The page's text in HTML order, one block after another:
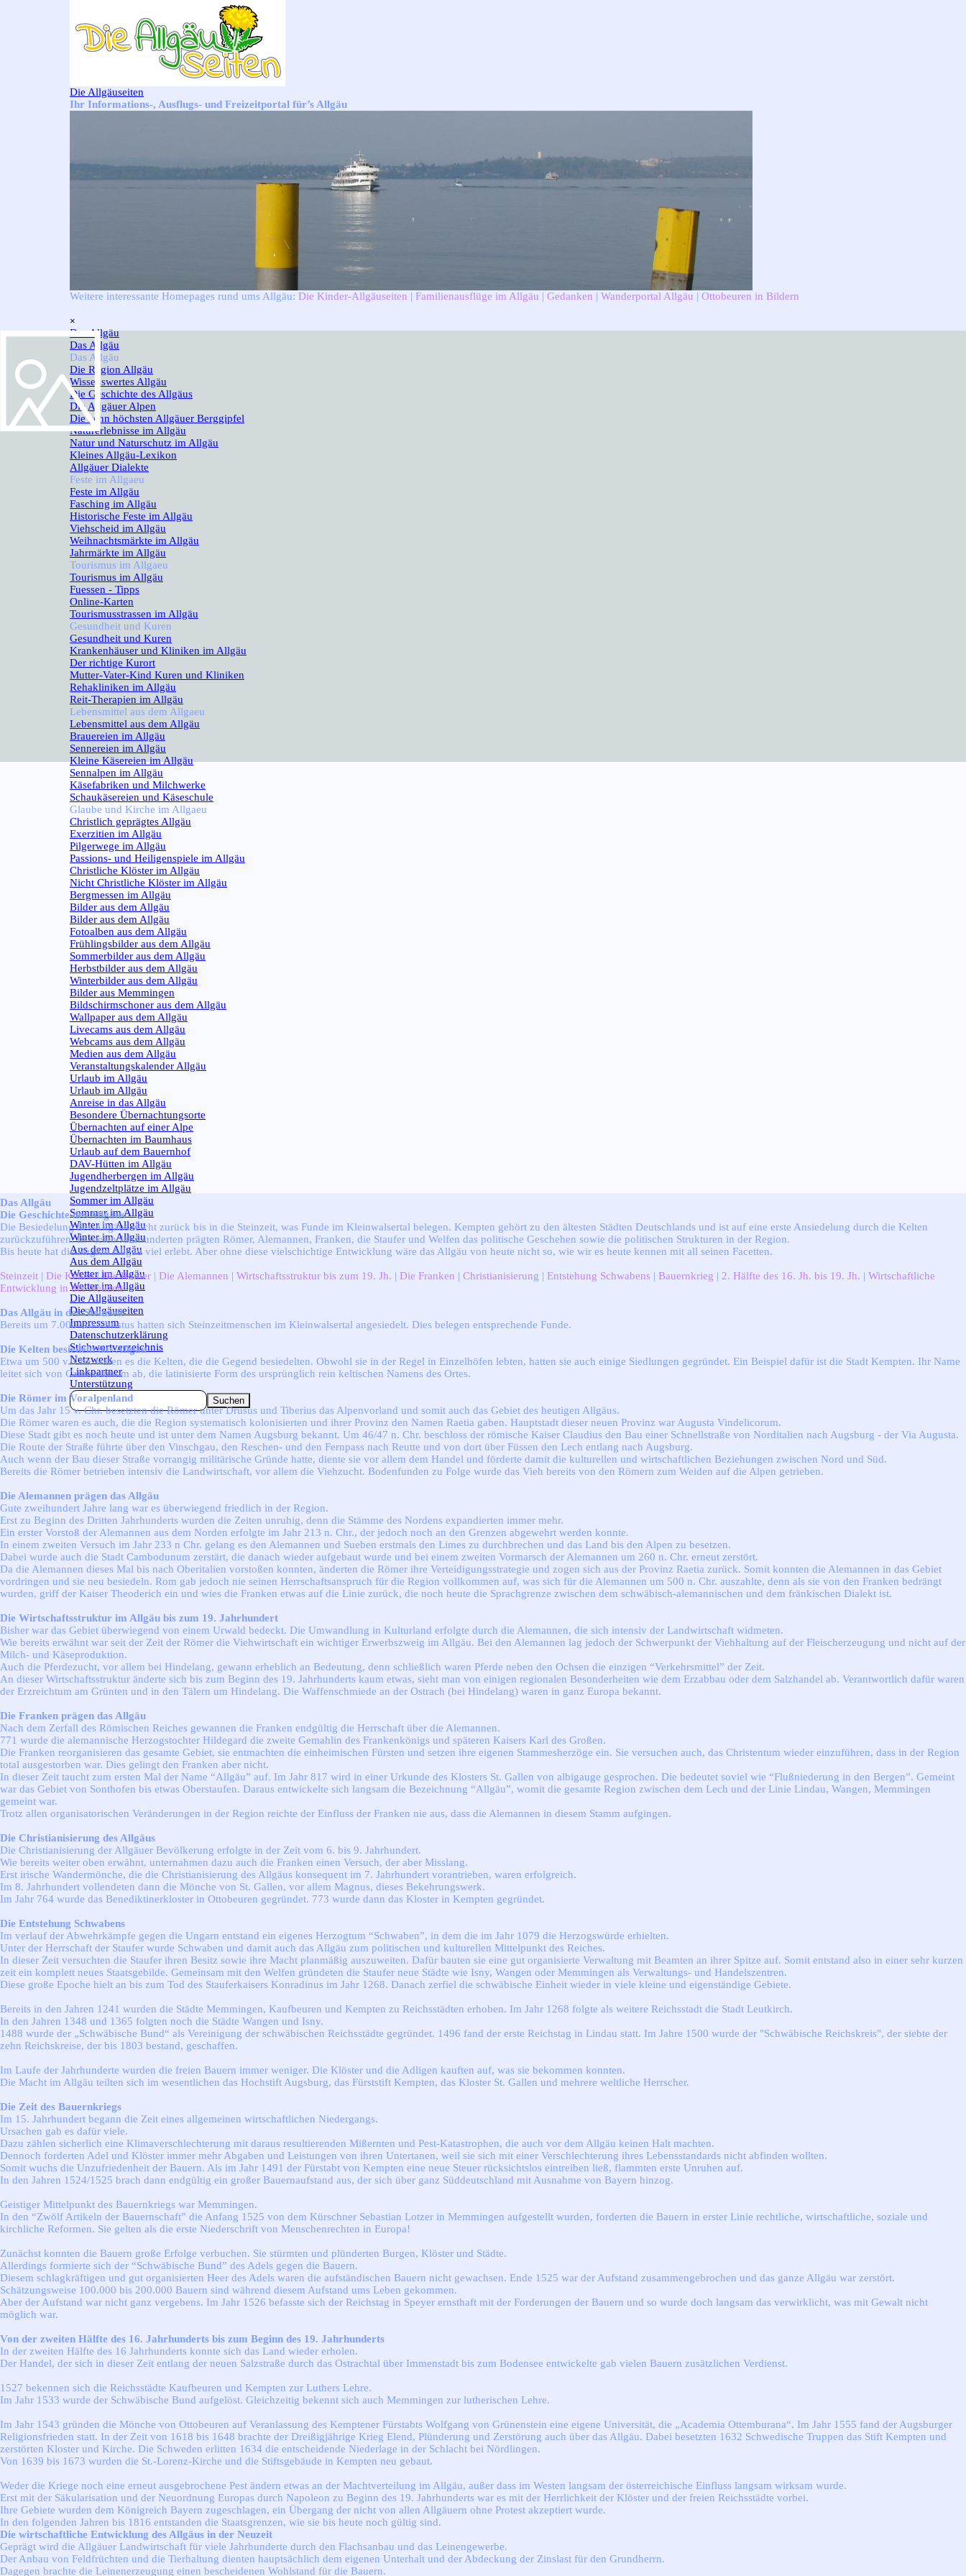
Die Allgäuseiten
Ihr Informations-, Ausflugs- und Freizeitportal für’s Allgäu
Weitere interessante Homepages rund ums Allgäu: Die Kinder-Allgäuseiten | Familienausflüge im Allgäu | Gedanken | Wanderportal Allgäu | Ottobeuren in Bildern
×
Das Allgäu▼
Das Allgäu
Das Allgäu
Die Region Allgäu
Wissenswertes Allgäu
Die Geschichte des Allgäus
Die Allgäuer Alpen
Die zehn höchsten Allgäuer Berggipfel
Naturerlebnisse im Allgäu
Natur und Naturschutz im Allgäu
Kleines Allgäu-Lexikon
Allgäuer Dialekte
Feste im Allgaeu
Feste im Allgäu
Fasching im Allgäu
Historische Feste im Allgäu
Viehscheid im Allgäu
Weihnachtsmärkte im Allgäu
Jahrmärkte im Allgäu
Tourismus im Allgaeu
Tourismus im Allgäu
Fuessen - Tipps
Online-Karten
Tourismusstrassen im Allgäu
Gesundheit und Kuren
Gesundheit und Kuren
Krankenhäuser und Kliniken im Allgäu
Der richtige Kurort
Mutter-Vater-Kind Kuren und Kliniken
Rehakliniken im Allgäu
Reit-Therapien im Allgäu
Lebensmittel aus dem Allgaeu
Lebensmittel aus dem Allgäu
Brauereien im Allgäu
Sennereien im Allgäu
Kleine Käsereien im Allgäu
Sennalpen im Allgäu
Käsefabriken und Milchwerke
Schaukäsereien und Käseschule
Glaube und Kirche im Allgaeu
Christlich geprägtes Allgäu
Exerzitien im Allgäu
Pilgerwege im Allgäu
Passions- und Heiligenspiele im Allgäu
Christliche Klöster im Allgäu
Nicht Christliche Klöster im Allgäu
Bergmessen im Allgäu
Bilder aus dem Allgäu
Bilder aus dem Allgäu
Fotoalben aus dem Allgäu
Frühlingsbilder aus dem Allgäu
Sommerbilder aus dem Allgäu
Herbstbilder aus dem Allgäu
Winterbilder aus dem Allgäu
Bilder aus Memmingen
Bildschirmschoner aus dem Allgäu
Wallpaper aus dem Allgäu
Livecams aus dem Allgäu
Webcams aus dem Allgäu
Medien aus dem Allgäu
Veranstaltungskalender Allgäu
Urlaub im Allgäu
Urlaub im Allgäu
Anreise in das Allgäu
Besondere Übernachtungsorte
Übernachten auf einer Alpe
Übernachten im Baumhaus
Urlaub auf dem Bauernhof
DAV-Hütten im Allgäu
Jugendherbergen im Allgäu
Jugendzeltplätze im Allgäu
Sommer im Allgäu
Sommer im Allgäu
Winter im Allgäu▼
Winter im Allgäu
Aus dem Allgäu ▼
Aus dem Allgäu
Wetter im Allgäu▼
Wetter im Allgäu
Die Allgäuseiten
Die Allgäuseiten
Impressum
Datenschutzerklärung
Stichwortverzeichnis
Netzwerk
Linkpartner
Unterstützung
Suchen
Das Allgäu
Die Geschichte des Allgäus
Die Besiedelung des Allgäus reicht zurück bis in die Steinzeit, was Funde im Kleinwalsertal belegen. Kempten gehört zu den ältesten Städten Deutschlands und ist auf eine erste Ansiedelung durch die Kelten
zurückzuführen. In vielen Jahrhunderten prägten Römer, Alemannen, Franken, die Staufer und Welfen das politische Geschehen sowie die politischen Strukturen in der Region.
Bis heute hat die Region Allgäu viel erlebt. Aber ohne diese vielschichtige Entwicklung wäre das Allgäu von heute nicht so, wie wir es heute kennen mit all seinen Facetten.
Steinzeit | Die Kelten|Die Römer | Die Alemannen | Wirtschaftsstruktur bis zum 19. Jh. | Die Franken | Christianisierung | Entstehung Schwabens | Bauernkrieg | 2. Hälfte des 16. Jh. bis 19. Jh. | Wirtschaftliche
Entwicklung in der Neuzeit
Das Allgäu in der Steinzeit
Bereits um 7.000 vor Christus hatten sich Steinzeitmenschen im Kleinwalsertal angesiedelt. Dies belegen entsprechende Funde.
Die Kelten besiedeln das Allgäu
Etwa um 500 v. Chr. waren es die Kelten, die die Gegend besiedelten. Obwohl sie in der Regel in Einzelhöfen lebten, hatten sie auch einige Siedlungen gegründet. Ein Beispiel dafür ist die Stadt Kempten. Ihr Name
leitet sich von Cambodunum ab, die latinisierte Form des ursprünglich rein keltischen Namens des Ortes.
Die Römer im Voralpenland
Um das Jahr 15 v. Chr. besetzten die Römer unter Drusus und Tiberius das Alpenvorland und somit auch das Gebiet des heutigen Allgäus.
Die Römer waren es auch, die die Region systematisch kolonisierten und ihrer Provinz den Namen Raetia gaben. Hauptstadt dieser neuen Provinz war Augusta Vindelicorum.
Diese Stadt gibt es noch heute und ist unter dem Namen Augsburg bekannt. Um 46/47 n. Chr. beschloss der römische Kaiser Claudius den Bau einer Schnellstraße von Norditalien nach Augsburg - der Via Augusta.
Die Route der Straße führte über den Vinschgau, den Reschen- und den Fernpass nach Reutte und von dort über Füssen den Lech entlang nach Augsburg.
Auch wenn der Bau dieser Straße vorrangig militärische Gründe hatte, diente sie vor allem dem Handel und förderte damit die kulturellen und wirtschaftlichen Beziehungen zwischen Nord und Süd.
Bereits die Römer betrieben intensiv die Landwirtschaft, vor allem die Viehzucht. Bodenfunden zu Folge wurde das Vieh bereits von den Römern zum Weiden auf die Alpen getrieben.
Die Alemannen prägen das Allgäu
Gute zweihundert Jahre lang war es überwiegend friedlich in der Region.
Erst zu Beginn des Dritten Jahrhunderts wurden die Zeiten unruhig, denn die Stämme des Nordens expandierten immer mehr.
Ein erster Vorstoß der Alemannen aus dem Norden erfolgte im Jahr 213 n. Chr., der jedoch noch an den Grenzen abgewehrt werden konnte.
In einem zweiten Versuch im Jahr 233 n Chr. gelang es den Alemannen und Sueben erstmals den Limes zu durchbrechen und das Land bis den Alpen zu besetzen.
Dabei wurde auch die Stadt Cambodunum zerstärt, die danach wieder aufgebaut wurde und bei einem zweiten Vormarsch der Alemannen um 260 n. Chr. erneut zerstört.
Da die Alemannen dieses Mal bis nach Oberitalien vorstoßen konnten, änderten die Römer ihre Verteidigungsstrategie und zogen sich aus der Provinz Raetia zurück. Somit konnten die Alemannen in das Gebiet
vordringen und sie neu besiedeln. Rom gab jedoch nie seinen Herrschaftsanspruch für die Region vollkommen auf, was sich für die Alemannen um 500 n. Chr. auszahlte, denn als sie von den Franken bedrängt
wurden, griff der Kaiser Theoderich ein und wies die Franken etwas auf die Linie zurück, die noch heute die Sprachgrenze zwischen dem schwäbisch-alemannischen und dem fränkischen Dialekt ist.
Die Wirtschaftsstruktur im Allgäu bis zum 19. Jahrhundert
Bisher war das Gebiet überwiegend von einem Urwald bedeckt. Die Umwandlung in Kulturland erfolgte durch die Alemannen, die sich intensiv der Landwirtschaft widmeten.
Wie bereits erwähnt war seit der Zeit der Römer die Viehwirtschaft ein wichtiger Erwerbszweig im Allgäu. Bei den Alemannen lag jedoch der Schwerpunkt der Viehhaltung auf der Fleischerzeugung und nicht auf der
Milch- und Käseproduktion.
Auch die Pferdezucht, vor allem bei Hindelang, gewann erheblich an Bedeutung, denn schließlich waren Pferde neben den Ochsen die einzigen “Verkehrsmittel” der Zeit.
An dieser Wirtschaftsstruktur änderte sich bis zum Beginn des 19. Jahrhunderts kaum etwas, sieht man von einigen regionalen Besonderheiten wie dem Erzabbau oder dem Salzhandel ab. Verantwortlich dafür waren
der Erzreichtum am Grünten und in den Tälern um Hindelang. Die Waffenschmiede an der Ostrach (bei Hindelang) waren in ganz Europa bekannt.
Die Franken prägen das Allgäu
Nach dem Zerfall des Römischen Reiches gewannen die Franken endgültig die Herrschaft über die Alemannen.
771 wurde die alemannische Herzogstochter Hildegard die zweite Gemahlin des Frankenkönigs und späteren Kaisers Karl des Großen.
Die Franken reorganisieren das gesamte Gebiet, sie entmachten die einheimischen Fürsten und setzen ihre eigenen Stammesherzöge ein. Sie versuchen auch, das Christentum wieder einzuführen, dass in der Region
total ausgestorben war. Dies gelingt den Franken aber nicht.
In dieser Zeit taucht zum ersten Mal der Name “Allgäu” auf. Im Jahr 817 wird in einer Urkunde des Klosters St. Gallen von albigauge gesprochen. Die bedeutet soviel wie “Flußniederung in den Bergen”. Gemeint
war das Gebiet von Sonthofen bis etwas Oberstaufen. Daraus entwickelte sich langsam die Bezeichnung “Allgäu”, womit die gesamte Region zwischen dem Lech und der Linie Lindau, Wangen, Memmingen
gemeint war.
Trotz allen organisatorischen Veränderungen in der Region reichte der Einfluss der Franken nie aus, dass die Alemannen in diesem Stamm aufgingen.
Die Christianisierung des Allgäus
Die Christianisierung der Allgäuer Bevölkerung erfolgte in der Zeit vom 6. bis 9. Jahrhundert.
Wie bereits weiter oben erwähnt, unternahmen dazu auch die Franken einen Versuch, der aber Misslang.
Erst irische Wandermönche, die die Christianisierung des Allgäus konsequent im 7. Jahrhundert vorantrieben, waren erfolgreich.
Im 8. Jahrhundert vollendeten dann die Mönche von St. Gallen, vor allem Magnus, dieses Bekehrungswerk.
Im Jahr 764 wurde das Benediktinerkloster in Ottobeuren gegründet. 773 wurde dann das Kloster in Kempten gegründet.
Die Entstehung Schwabens
Im verlauf der Abwehrkämpfe gegen die Ungarn entstand ein eigenes Herzogtum “Schwaben”, in dem die im Jahr 1079 die Herzogswürde erhielten.
Unter der Herrschaft der Staufer wurde Schwaben und damit auch das Allgäu zum politischen und kulturellen Mittelpunkt des Reiches.
In dieser Zeit versuchten die Staufer ihren Besitz sowie ihre Macht planmäßig auszuweiten. Dafür bauten sie eine gut organisierte Verwaltung mit Beamten an ihrer Spitze auf. Somit entstand also in einer sehr kurzen
zeit ein komplett neues Staatsgebilde. Gemeinsam mit den Welfen gründeten die Staufer neue Städte wie Isny, Wangen oder Memmingen als Verwaltungs- und Handelszentren.
Diese große Epoche hielt an bis zum Tod des Stauferkaisers Konradinus im Jahr 1268. Danach zerfiel die schwäbische Einheit wieder in viele kleine und eigenständige Gebiete.
Bereits in den Jahren 1241 wurden die Städte Memmingen, Kaufbeuren und Kempten zu Reichsstädten erhoben. Im Jahr 1268 folgte als weitere Reichsstadt die Stadt Leutkirch.
In den Jahren 1348 und 1365 folgten noch die Städte Wangen und Isny.
1488 wurde der „Schwäbische Bund“ als Vereinigung der schwäbischen Reichsstädte gegründet. 1496 fand der erste Reichstag in Lindau statt. Im Jahre 1500 wurde der "Schwäbische Reichskreis", der siebte der
zehn Reichskreise, der bis 1803 bestand, geschaffen.
Im Laufe der Jahrhunderte wurden die freien Bauern immer weniger. Die Klöster und die Adligen kauften auf, was sie bekommen konnten.
Die Macht im Allgäu teilten sich im wesentlichen das Hochstift Augsburg, das Fürststift Kempten, das Kloster St. Gallen und mehrere weltliche Herrscher.
Die Zeit des Bauernkriegs
Im 15. Jahrhundert begann die Zeit eines allgemeinen wirtschaftlichen Niedergangs.
Ursachen gab es dafür viele.
Dazu zählen sicherlich eine Klimaverschlechterung mit daraus resultierenden Mißernten und Pest-Katastrophen, die auch vor dem Allgäu keinen Halt machten.
Dennoch forderten Adel und Klöster immer mehr Abgaben und Leistungen von ihren Untertanen, weil sie sich mit einer Verschlechterung ihres Lebensstandards nicht abfinden wollten.
Somit wuchs die Unzufriedenheit der Bauern. Als im Jahr 1491 der Fürstabt von Kempten eine neue Steuer rücksichtslos eintreiben ließ, flammten erste Unruhen auf.
In den Jahren 1524/1525 brach dann endgültig ein großer Bauernaufstand aus, der sich über ganz Süddeutschland mit Ausnahme von Bayern hinzog.
Geistiger Mittelpunkt des Bauernkriegs war Memmingen.
In den “Zwölf Artikeln der Bauernschaft” die Anfang 1525 von dem Kürschner Sebastian Lotzer in Memmingen aufgestellt wurden, forderten die Bauern in erster Linie rechtliche, wirtschaftliche, soziale und
kirchliche Reformen. Sie gelten als die erste Niederschrift von Menschenrechten in Europa!
Zunächst konnten die Bauern große Erfolge verbuchen. Sie stürmten und plünderten Burgen, Klöster und Städte.
Allerdings formierte sich der “Schwäbische Bund” des Adels gegen die Bauern.
Diesem schlagkräftigen und gut organisierten Heer des Adels waren die aufständischen Bauern nicht gewachsen. Ende 1525 war der Aufstand zusammengebrochen und das ganze Allgäu war zerstört.
Schätzungsweise 100.000 bis 200.000 Bauern sind während diesem Aufstand ums Leben gekommen.
Aber der Aufstand war nicht ganz vergebens. Im Jahr 1526 befasste sich der Reichstag in Speyer ernsthaft mit der Forderungen der Bauern und so wurde doch langsam das verwirklicht, was mit Gewalt nicht
möglich war.
Von der zweiten Hälfte des 16. Jahrhunderts bis zum Beginn des 19. Jahrhunderts
In der zweiten Hälfte des 16 Jahrhunderts konnte sich das Land wieder erholen.
Der Handel, der sich in dieser Zeit entlang der neuen Salzstraße durch das Ostrachtal über Immenstadt bis zum Bodensee entwickelte gab vielen Bauern zusätzlichen Verdienst.
1527 bekennen sich die Reichsstädte Kaufbeuren und Kempten zur Luthers Lehre.
Im Jahr 1533 wurde der Schwäbische Bund aufgelöst. Gleichzeitig bekennt sich auch Memmingen zur lutherischen Lehre.
Im Jahr 1543 gründen die Mönche von Ottobeuren auf Veranlassung des Kemptener Fürstabts Wolfgang von Grünenstein eine eigene Universität, die „Academia Ottemburana“. Im Jahr 1555 fand der Augsburger
Religionsfrieden statt. In der Zeit von 1618 bis 1648 brachte der Dreißigjährige Krieg Elend, Plünderung und Zerstörung auch über das Allgäu. Dabei besetzten 1632 Schwedische Truppen das Stift Kempten und
zerstörten Kloster und Kirche. Die Schweden erlitten 1634 die entscheidende Niederlage in der Schlacht bei Nördlingen.
Von 1639 bis 1673 wurden die St.-Lorenz-Kirche und die Stiftsgebäude in Kempten neu gebaut.
Weder die Kriege noch eine erneut ausgebrochene Pest ändern etwas an der Machtverteilung im Allgäu, außer dass im Westen langsam der österreichische Einfluss langsam wirksam wurde.
Erst mit der Säkularisation und der Neuordnung Europas durch Napoleon zu Beginn des 19. Jahrhunderts war es mit der Herrlichkeit der Klöster und der freien Reichsstädte vorbei.
Ihre Gebiete wurden dem Königreich Bayern zugeschlagen, ein Übergang der nicht von allen Allgäuern ohne Protest akzeptiert wurde.
In den folgenden Jahren bis 1816 entstanden die Staatsgrenzen, wie sie bis heute noch gültig sind.
Die wirtschaftliche Entwicklung des Allgäus in der Neuzeit
Geprägt wird die Allgäuer Landwirtschaft für viele Jahrhunderte durch den Flachsanbau und das Leinengewerbe.
Der Anbau von Feldfrüchten und die Tierhaltung dienten hauptsächlich dem eigenen Unterhalt und der Abdeckung der Zinslast für den Grundherrn.
Dagegen brachte die Leinenerzeugung einen bescheidenen Wohlstand für die Bauern.